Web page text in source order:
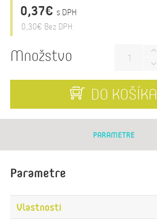
0,37€ s DPH
0,30€ Bez DPH:
Množstvo
DO KOŠÍKA
PARAMETRE
Parametre
Vlastnosti